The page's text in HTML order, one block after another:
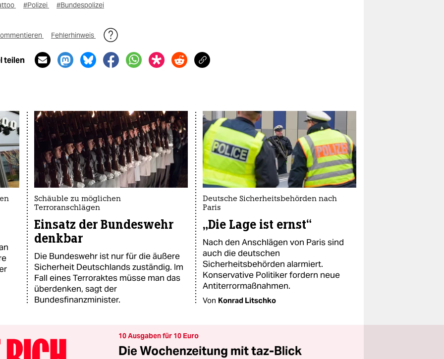
#Polizei #Bundespolizei
Fehlerhinweis
teilen
Schäuble zu möglichen
Terroranschlägen
Einsatz der Bundeswehr
denkbar
Die Bundeswehr ist nur für die äußere
Sicherheit Deutschlands zuständig. Im
Fall eines Terroraktes müsse man das
überdenken, sagt der
Bundesfinanzminister.
Deutsche Sicherheitsbehörden nach
Paris
„Die Lage ist ernst“
Nach den Anschlägen von Paris sind
auch die deutschen
Sicherheitsbehörden alarmiert.
Konservative Politiker fordern neue
Antiterrormaßnahmen.
Von Konrad Litschko
10 Ausgaben für 10 Euro
Die Wochenzeitung mit taz-Blick